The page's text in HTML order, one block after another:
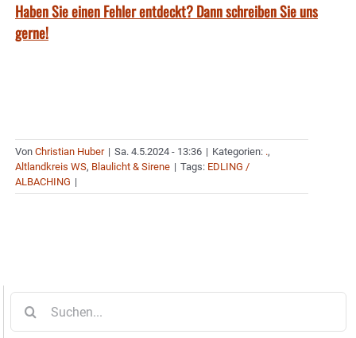
Haben Sie einen Fehler entdeckt? Dann schreiben Sie uns
gerne!
Von Christian Huber | Sa. 4.5.2024 - 13:36 | Kategorien: .,
Altlandkreis WS, Blaulicht & Sirene | Tags: EDLING /
ALBACHING |
nach: